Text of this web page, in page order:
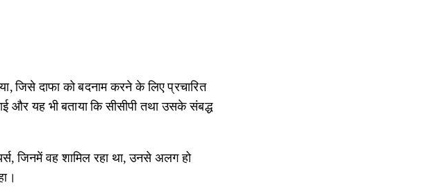
जिसे दाफा को बदनाम करने के लिए प्रचारित
और यह भी बताया कि सीसीपी तथा उसके संबद्ध
जिनमें वह शामिल रहा था, उनसे अलग हो